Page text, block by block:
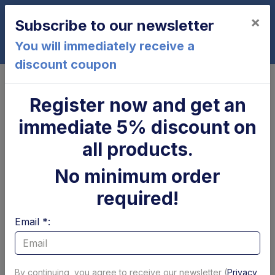
0
Dhollandia
Stelo Ø 40 x 360 mm cilindro di
sollevamento Dhollandia
Subscribe to our newsletter
You will immediately receive a
discount coupon
×
Register now and get an
immediate 5% discount on
all products.
No minimum order
required!
Email *:
By continuing, you agree to receive our newsletter (Privacy